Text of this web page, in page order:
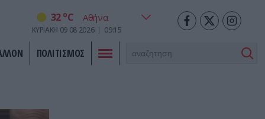
32 oC
ΚΥΡΙΑΚΗ 09 08 2026 09:15
ΠΟΛΙΤΙΣΜΟΣ